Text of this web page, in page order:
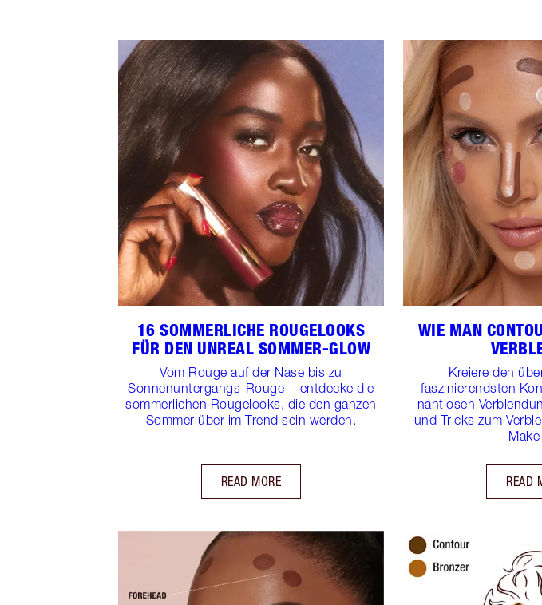
16 SOMMERLICHE ROUGELOOKS
FÜR DEN UNREAL SOMMER-GLOW
Vom Rouge auf der Nase bis zu
Sonnenuntergangs-Rouge − entdecke die
sommerlichen Rougelooks, die den ganzen
Sommer über im Trend sein werden.
READ MORE
WIE MAN
Kreiere den
faszinierendsten
nahtlosen
und Tricks zum
READ